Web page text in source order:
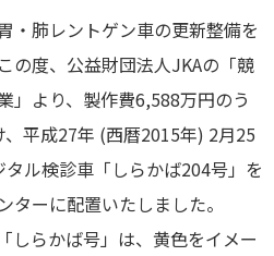
・肺レントゲン車の更新整備を
の度、公益財団法人JKAの「競
」より、製作費6,588万円のう
平成27年 (西暦2015年) 2月25
ル検診車「しらかば204号」を
ーに配置いたしました。
しらかば号」は、黄色をイメー